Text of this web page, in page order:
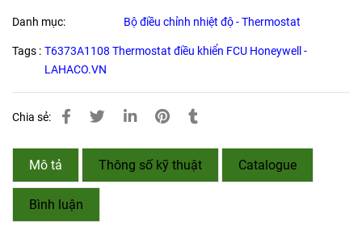
Danh mục: Bộ điều chỉnh nhiệt độ - Thermostat
Tags : T6373A1108 Thermostat điều khiển FCU Honeywell -
LAHACO.VN
Chia sẻ:
Mô tả Thông số kỹ thuật Catalogue
Bình luận